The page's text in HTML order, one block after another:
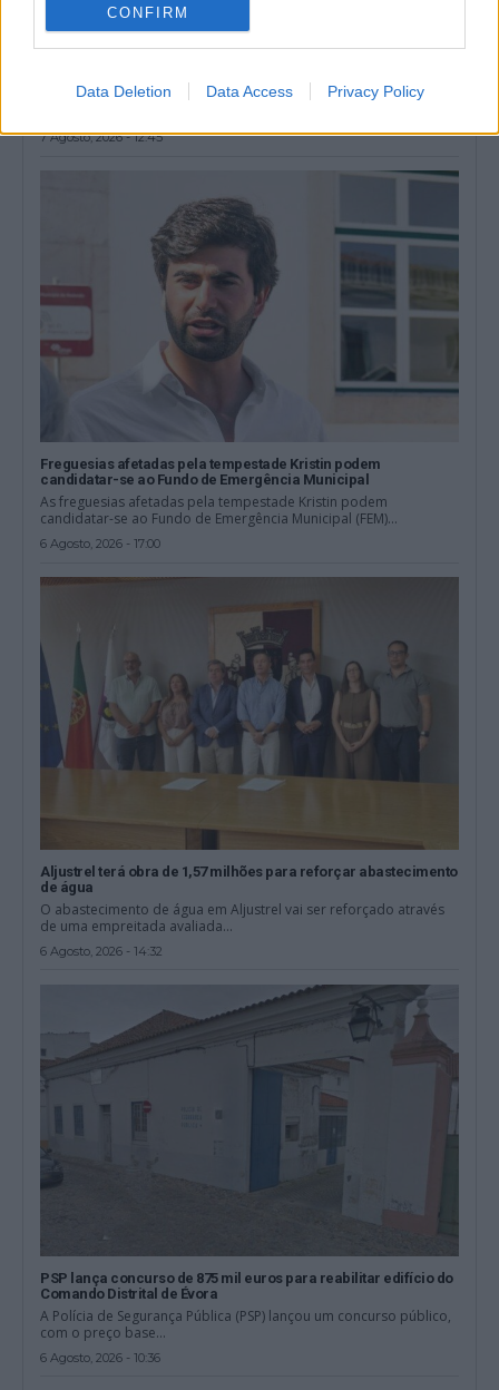
CONFIRM
Data Deletion Data Access Privacy Policy
A Câmara Municipal de Alcácer do Sal lançou um concurso
7 Agosto, 2026 - 12:45
Freguesias afetadas pela tempestade Kristin podem
candidatar-se ao Fundo de Emergência Municipal
As freguesias afetadas pela tempestade Kristin podem
candidatar-se ao Fundo de Emergência Municipal (FEM)...
6 Agosto, 2026 - 17:00
Aljustrel terá obra de 1,57 milhões para reforçar abastecimento
de água
O abastecimento de água em Aljustrel vai ser reforçado através
de uma empreitada avaliada...
6 Agosto, 2026 - 14:32
PSP lança concurso de 875 mil euros para reabilitar edifício do
Comando Distrital de Évora
A Polícia de Segurança Pública (PSP) lançou um concurso público,
com o preço base...
6 Agosto, 2026 - 10:36